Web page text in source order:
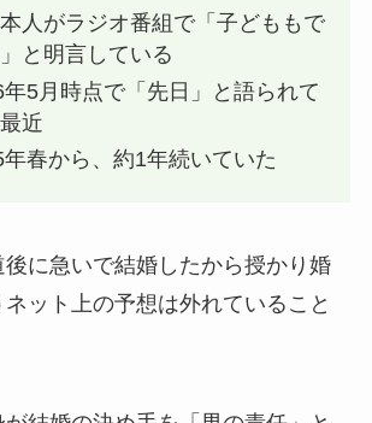
人がラジオ番組で「子どももで
と明言している
年5月時点で「先日」と語られて
近
年春から、約1年続いていた
に急いで結婚したから授かり婚
ット上の予想は外れていること